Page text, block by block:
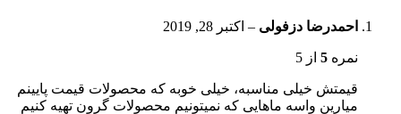
احمدرضا دزفولی – اکتبر 28, 2019
نمره 5 از 5
قیمتش خیلی مناسبه، خیلی خوبه که محصولات قیمت پایینم
میارین واسه ماهایی که نمیتونیم محصولات گرون تهیه کنیم